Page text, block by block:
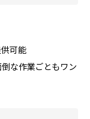
可能
な作業ごともワン